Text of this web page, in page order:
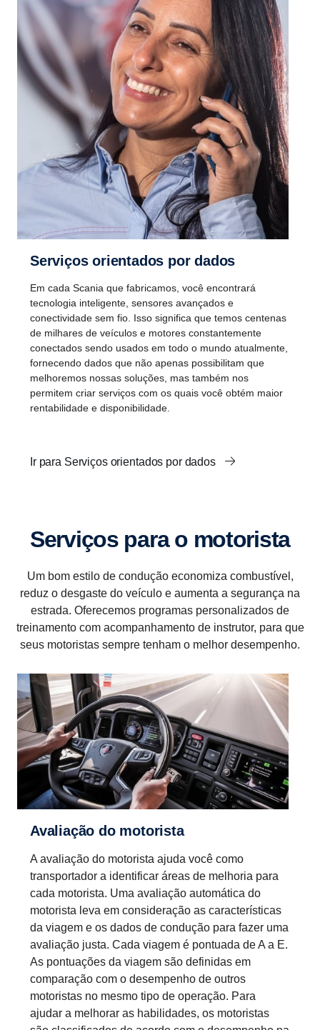
Serviços orientados por dados
Em cada Scania que fabricamos, você encontrará
tecnologia inteligente, sensores avançados e
conectividade sem fio. Isso significa que temos centenas
de milhares de veículos e motores constantemente
conectados sendo usados em todo o mundo atualmente,
fornecendo dados que não apenas possibilitam que
melhoremos nossas soluções, mas também nos
permitem criar serviços com os quais você obtém maior
rentabilidade e disponibilidade.
Ir para Serviços orientados por dados
Serviços para o motorista
Um bom estilo de condução economiza combustível,
reduz o desgaste do veículo e aumenta a segurança na
estrada. Oferecemos programas personalizados de
treinamento com acompanhamento de instrutor, para que
seus motoristas sempre tenham o melhor desempenho.
Avaliação do motorista
A avaliação do motorista ajuda você como
transportador a identificar áreas de melhoria para
cada motorista. Uma avaliação automática do
motorista leva em consideração as características
da viagem e os dados de condução para fazer uma
avaliação justa. Cada viagem é pontuada de A a E.
As pontuações da viagem são definidas em
comparação com o desempenho de outros
motoristas no mesmo tipo de operação. Para
ajudar a melhorar as habilidades, os motoristas